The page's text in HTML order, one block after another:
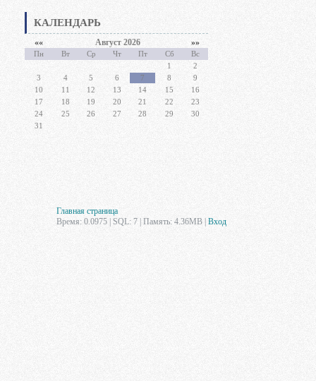
КАЛЕНДАРЬ
«« Август 2026 »»
Пн Вт Ср Чт Пт Сб
Вс
1
2
3
4 5 6 7 8
9
10
11 12 13 14 15
16
17
18 19 20 21 22
23
24
25 26 27 28 29
30
31
Главная страница
Время: 0.0975 | SQL: 7 | Память: 4.36MB Вход